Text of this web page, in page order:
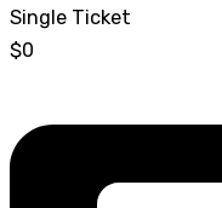
Single Ticket
$0